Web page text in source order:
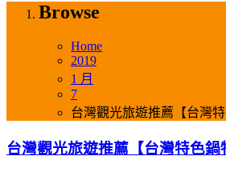
Browse
Home
2019
1 月
7
台灣觀光旅遊推薦【台灣
台灣觀光旅遊推薦【台灣特色